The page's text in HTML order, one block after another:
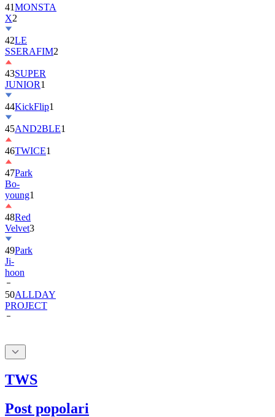
41MONSTA
X2
42LE
SSERAFIM2
43SUPER
JUNIOR1
44KickFlip1
45AND2BLE1
46TWICE1
47Park
Bo-
young1
48Red
Velvet3
49Park
Ji-
hoon
50ALLDAY
PROJECT
TWS
Post popolari